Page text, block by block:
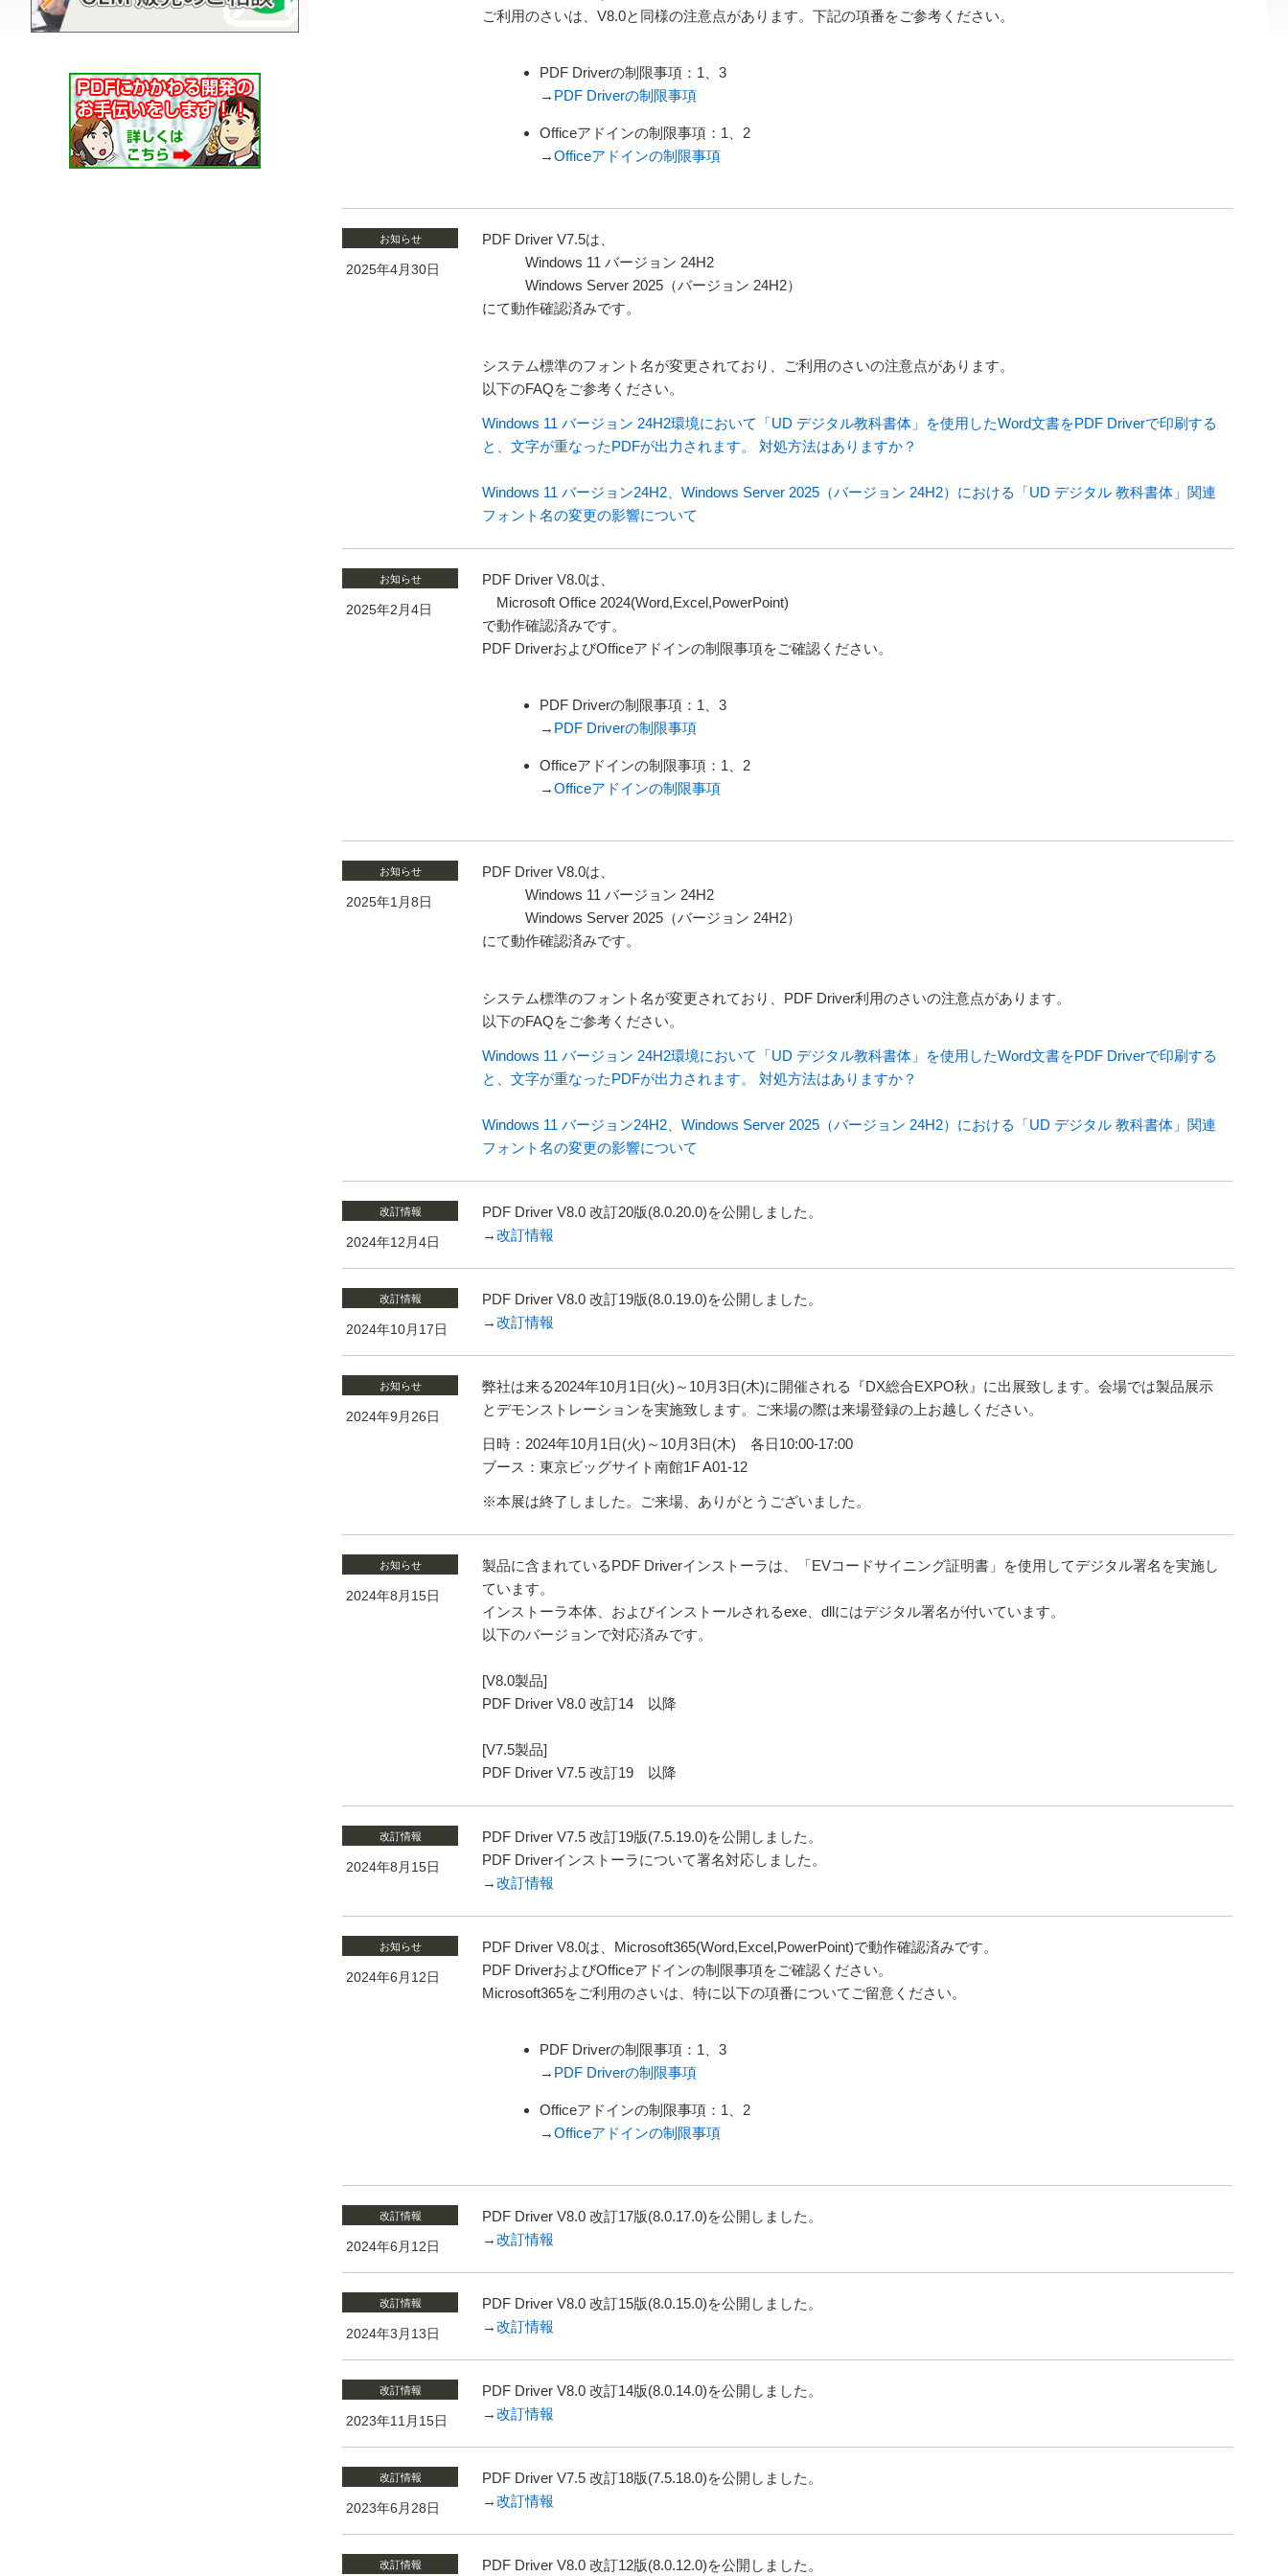
ご利用のさいは、V8.0と同様の注意点があります。下記の項番をご参考ください。
PDF Driverの制限事項：1、3
→ PDF Driverの制限事項
Officeアドインの制限事項：1、2
→Officeアドインの制限事項
お知らせ
2025年4月30日
PDF Driver V7.5は、
Windows 11 バージョン 24H2
Windows Server 2025（バージョン 24H2）
にて動作確認済みです。
システム標準のフォント名が変更されており、ご利用のさいの注意点があります。
以下のFAQをご参考ください。
Windows 11 バージョン 24H2環境において「UD デジタル教科書体」を使用したWord文書をPDF Driverで印刷する
と、文字が重なったPDFが出力されます。 対処方法はありますか？
Windows 11 バージョン24H2、Windows Server 2025（バージョン 24H2）における「UD デジタル 教科書体」関連
フォント名の変更の影響について
お知らせ
2025年2月4日
PDF Driver V8.0は、
Microsoft Office 2024(Word,Excel,PowerPoint)
で動作確認済みです。
PDF DriverおよびOfficeアドインの制限事項をご確認ください。
PDF Driverの制限事項：1、3
→ PDF Driverの制限事項
Officeアドインの制限事項：1、2
→Officeアドインの制限事項
お知らせ
2025年1月8日
PDF Driver V8.0は、
Windows 11 バージョン 24H2
Windows Server 2025（バージョン 24H2）
にて動作確認済みです。
システム標準のフォント名が変更されており、PDF Driver利用のさいの注意点があります。
以下のFAQをご参考ください。
Windows 11 バージョン 24H2環境において「UD デジタル教科書体」を使用したWord文書をPDF Driverで印刷する
と、文字が重なったPDFが出力されます。 対処方法はありますか？
Windows 11 バージョン24H2、Windows Server 2025（バージョン 24H2）における「UD デジタル 教科書体」関連
フォント名の変更の影響について
改訂情報
2024年12月4日
PDF Driver V8.0 改訂20版(8.0.20.0)を公開しました。
→改訂情報
改訂情報
2024年10月17日
PDF Driver V8.0 改訂19版(8.0.19.0)を公開しました。
→改訂情報
お知らせ
2024年9月26日
弊社は来る2024年10月1日(火)～10月3日(木)に開催される『DX総合EXPO秋』に出展致します。会場では製品展示
とデモンストレーションを実施致します。ご来場の際は来場登録の上お越しください。
日時：2024年10月1日(火)～10月3日(木) 各日10:00-17:00
ブース：東京ビッグサイト南館1F A01-12
※本展は終了しました。ご来場、ありがとうございました。
お知らせ
2024年8月15日
製品に含まれているPDF Driverインストーラは、「EVコードサイニング証明書」を使用してデジタル署名を実施し
ています。
インストーラ本体、およびインストールされるexe、dllにはデジタル署名が付いています。
以下のバージョンで対応済みです。
[V8.0製品]
PDF Driver V8.0 改訂14 以降
[V7.5製品]
PDF Driver V7.5 改訂19 以降
改訂情報
2024年8月15日
PDF Driver V7.5 改訂19版(7.5.19.0)を公開しました。
PDF Driverインストーラについて署名対応しました。
→改訂情報
お知らせ
2024年6月12日
PDF Driver V8.0は、Microsoft365(Word,Excel,PowerPoint)で動作確認済みです。
PDF DriverおよびOfficeアドインの制限事項をご確認ください。
Microsoft365をご利用のさいは、特に以下の項番についてご留意ください。
PDF Driverの制限事項：1、3
→ PDF Driverの制限事項
Officeアドインの制限事項：1、2
→Officeアドインの制限事項
改訂情報
2024年6月12日
PDF Driver V8.0 改訂17版(8.0.17.0)を公開しました。
→改訂情報
改訂情報
2024年3月13日
PDF Driver V8.0 改訂15版(8.0.15.0)を公開しました。
→改訂情報
改訂情報
2023年11月15日
PDF Driver V8.0 改訂14版(8.0.14.0)を公開しました。
→改訂情報
改訂情報
2023年6月28日
PDF Driver V7.5 改訂18版(7.5.18.0)を公開しました。
→改訂情報
改訂情報 PDF Driver V8.0 改訂12版(8.0.12.0)を公開しました。